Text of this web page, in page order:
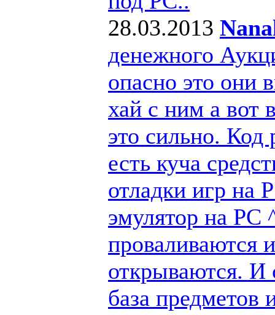
28.03.2013
денежного
опасно это они
хай с ним а вот
это сильно. Код
есть куча
отладки игр на
эмулятор на PC
проваливаются
открываются. И
база предметов